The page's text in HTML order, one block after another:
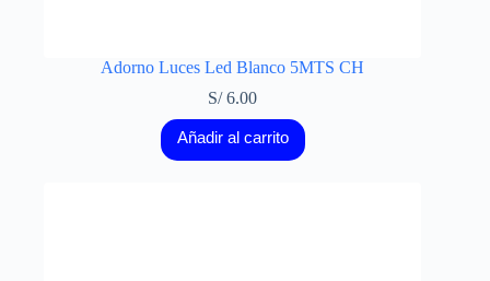
Adorno Luces Led Blanco 5MTS CH
S/6.00
Añadir al carrito